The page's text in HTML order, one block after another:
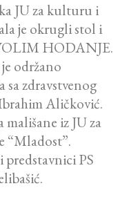
JU za kulturu i
je okrugli stol i
HODANJE.
održano
sa zdravstvenog
Aličković.
iz JU za
“Mladost”.
PS